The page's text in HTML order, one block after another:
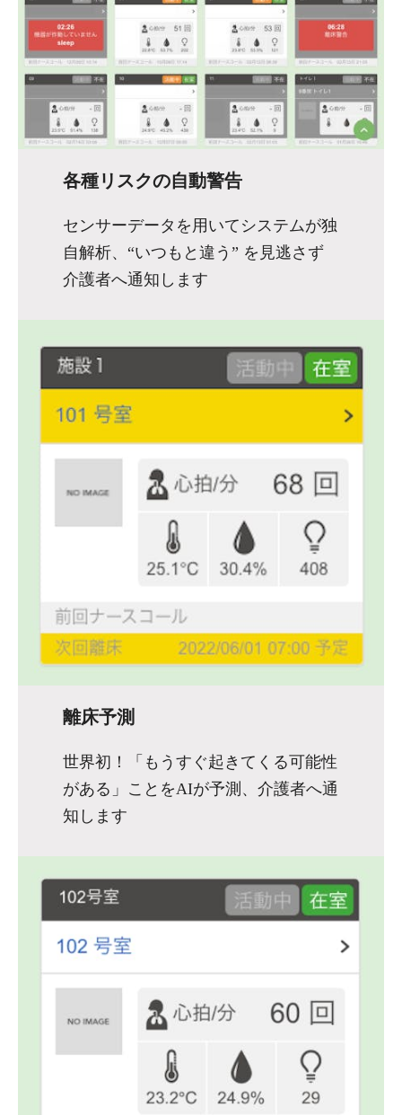
各種リスクの自動警告
センサーデータを用いてシステムが独
自解析、“いつもと違う” を見逃さず
介護者へ通知します
離床予測
世界初！「もうすぐ起きてくる可能性
がある」ことをAIが予測、介護者へ通
知します